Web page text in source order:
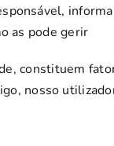
as pode gerir
constituem
nosso